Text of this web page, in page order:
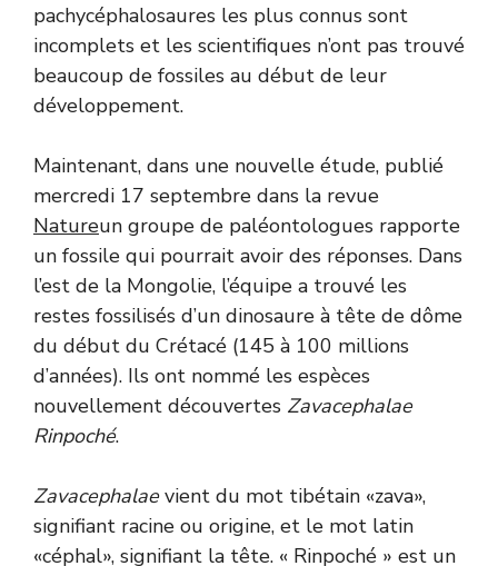
pachycéphalosaures les plus connus sont
incomplets et les scientifiques n’ont pas trouvé
beaucoup de fossiles au début de leur
développement.
Maintenant, dans une nouvelle étude, publié
mercredi 17 septembre dans la revue
Natureun groupe de paléontologues rapporte
un fossile qui pourrait avoir des réponses. Dans
l’est de la Mongolie, l’équipe a trouvé les
restes fossilisés d’un dinosaure à tête de dôme
du début du Crétacé (145 à 100 millions
d’années). Ils ont nommé les espèces
nouvellement découvertes Zavacephalae
Rinpoché.
Zavacephalaevient du mot tibétain «zava»,
signifiant racine ou origine, et le mot latin
«céphal», signifiant la tête. « Rinpoché » est un